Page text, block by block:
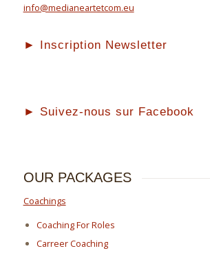
info@medianeartetcom.eu
► Inscription Newsletter
► Suivez-nous sur Facebook
OUR PACKAGES
Coachings
Coaching For Roles
Carreer Coaching